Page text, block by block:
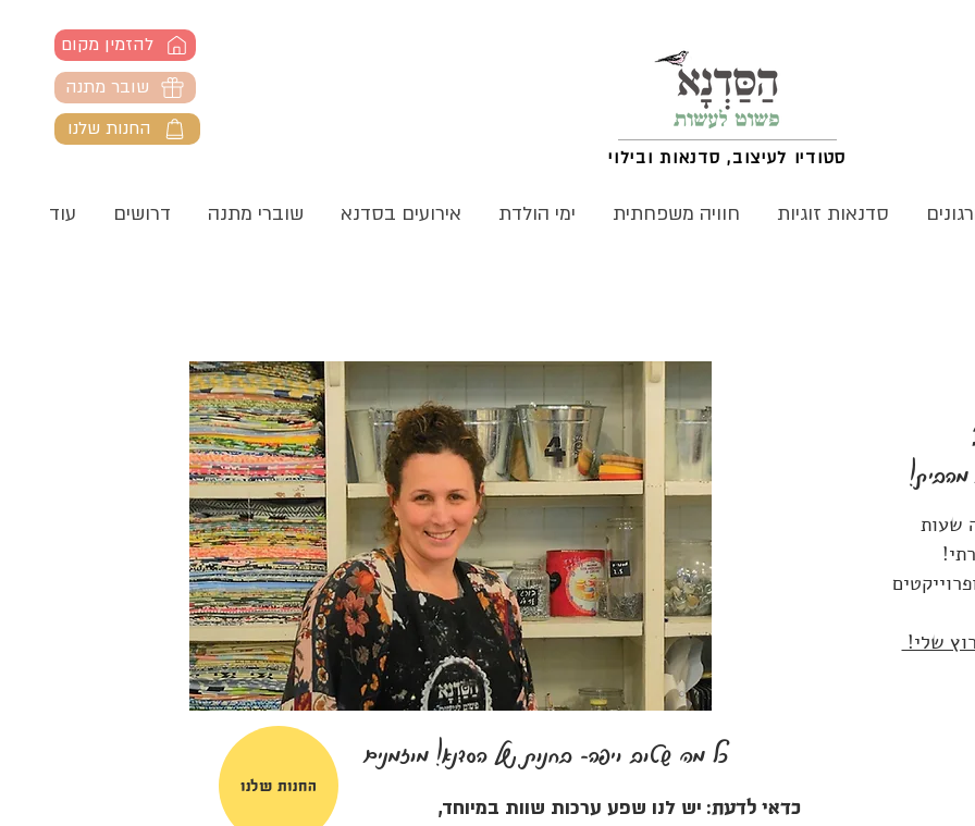
להזמין מקום
שובר מתנה
החנות שלנו
סטודיו לעיצוב, סדנאות ובילוי
סדנאות זוגיות חוויה משפחתית ימי הולדת אירועים בסדנא שוברי מתנה דרושים עוד
כדאי לדעת: יש לנו שפע ערכות שוות במיוחד,
מהבית!
שעות
שלי!
החנות שלנו
כל מה שטוב ויפה- בחנות של הסדנא! מוזמנים